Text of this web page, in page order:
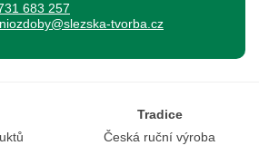
683 257
tvorba.cz
Tradice
Česká ruční výroba